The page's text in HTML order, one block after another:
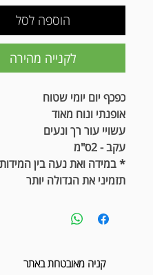
הוספה לסל
לקנייה מהירה
כפכף יום יומי שטוח
אופנתי ונוח מאוד
עשויי עור רך ונעים
עקב - 2ס"מ
* במידה ואת נעה בין
תזמיני את הגדולה יותר
קניה מאובטחת באתר